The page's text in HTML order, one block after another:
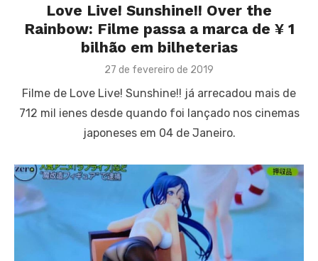
Love Live! Sunshine!! Over the
Rainbow: Filme passa a marca de ¥ 1
bilhão em bilheterias
Posted
27 de fevereiro de 2019
Filme de Love Live! Sunshine!! já arrecadou mais de
712 mil ienes desde quando foi lançado nos cinemas
japoneses em 04 de Janeiro.